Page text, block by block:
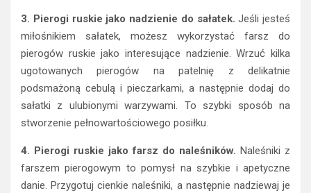
3. Pierogi ruskie jako nadzienie do sałatek.Jeśli jesteś
miłośnikiem sałatek, możesz wykorzystać farsz do
pierogów ruskie jako interesujące nadzienie. Wrzuć kilka
ugotowanych pierogów na patelnię z delikatnie
podsmażoną cebulą i pieczarkami, a następnie dodaj do
sałatki z ulubionymi warzywami. To szybki sposób na
stworzenie pełnowartościowego posiłku.
4. Pierogi ruskie jako farsz do naleśników. Naleśniki z
farszem pierogowym to pomysł na szybkie i apetyczne
danie. Przygotuj cienkie naleśniki, a następnie nadziewaj je